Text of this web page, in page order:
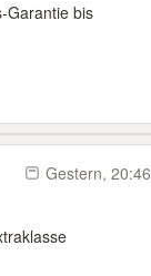
Garantie bis
Gestern, 20:46